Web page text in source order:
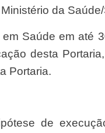
da
desta
Portaria.